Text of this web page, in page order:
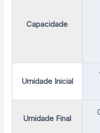
Capacidade
Umidade Inicial
Umidade Final